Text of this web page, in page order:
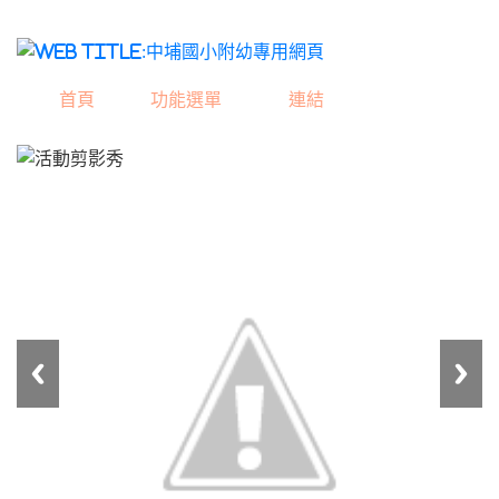
首頁 功能選單 連結